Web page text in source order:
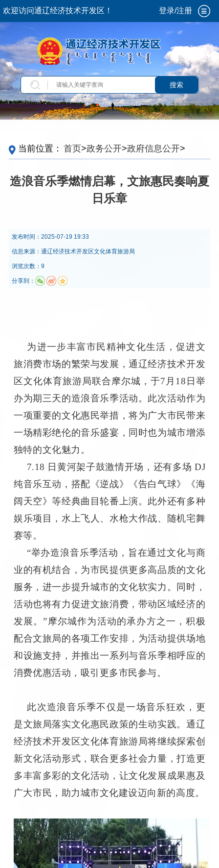
欢迎访问通辽经济技术开发区！ 登录/注册
搜索
当前位置： 首页>政务公开>政府信息公开>
定主动公开内容>重点领域信息>公共文化服务
造浪音乐季燃情启幕，文旅惠民奏响夏
日乐章
发布时间： 2025-07-19 19:33
信息来源： 通辽经济技术开发区文化体育旅游局
浏览次数：9
分享到：
为进一步丰富市民精神文化生活，促进文
旅消费市场的繁荣与发展，通辽经济技术开发
区文化体育旅游局联合摩尔城，于7月18日举
办为期三天的造浪音乐季活动。此次活动作为
一项重要的文化惠民举措，将为广大市民带来
一场精彩绝伦的音乐盛宴，同时也为城市增添
独特的文化魅力。
7.18 日黄河架子鼓激情开场，还有多场 DJ
纯音乐互动，搭配《逆战》《告白气球》《海
阔天空》等经典曲目轮番上演。此外还有多种
娱乐项目，水上飞人、水枪大作战、随机宅舞
赛等。
“举办造浪音乐季活动，旨在通过文化与商
业的有机结合，为市民提供更多高品质的文化
服务，进一步提升城市的文化软实力。同时，
活动也将有力促进文旅消费，带动区域经济的
发展。”摩尔城作为活动的承办方之一，积极
配合文旅局的各项工作安排，为活动提供场地
和设施支持，并推出一系列与音乐季相呼应的
消费优惠活动，吸引更多市民参与。
此次造浪音乐季不仅是一场音乐狂欢，更
是文旅局落实文化惠民政策的生动实践。通辽
经济技术开发区文化体育旅游局将继续探索创
新文化活动形式，联合更多社会力量，打造更
多丰富多彩的文化活动，让文化发展成果惠及
广大市民，助力城市文化建设迈向新的高度。